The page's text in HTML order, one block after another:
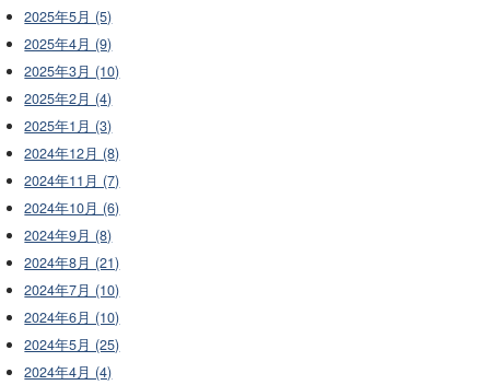
2025年5月 (5)
2025年4月 (9)
2025年3月 (10)
2025年2月 (4)
2025年1月 (3)
2024年12月 (8)
2024年11月 (7)
2024年10月 (6)
2024年9月 (8)
2024年8月 (21)
2024年7月 (10)
2024年6月 (10)
2024年5月 (25)
2024年4月 (4)